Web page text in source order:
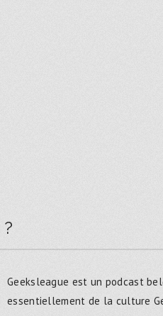
Geeksleague est un podcast
essentiellement de la culture